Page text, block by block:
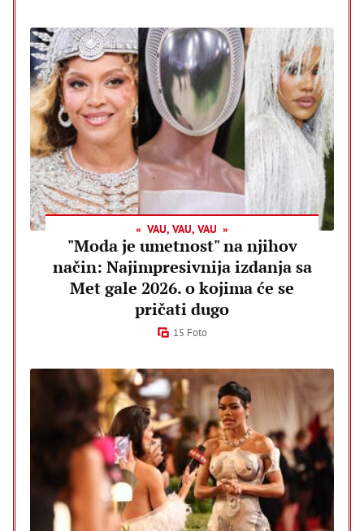
VAU, VAU, VAU
"Moda je umetnost" na njihov
način: Najimpresivnija izdanja sa
Met gale 2026. o kojima će se
pričati dugo
15 Foto